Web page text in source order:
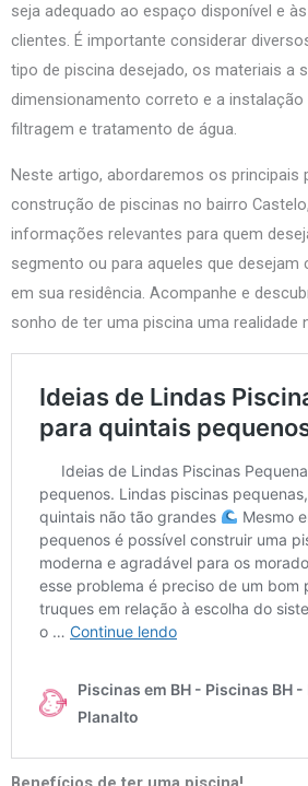
seja adequado ao espaço disponível e
clientes. É importante considerar
tipo de piscina desejado, os materiais a
dimensionamento correto e a instalação
filtragem e tratamento de água.
Neste artigo, abordaremos os principais
construção de piscinas no bairro
informações relevantes para quem
segmento ou para aqueles que desejam
em sua residência. Acompanhe e
sonho de ter uma piscina uma realidade